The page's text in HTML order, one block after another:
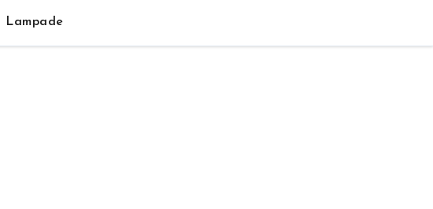
Lampade